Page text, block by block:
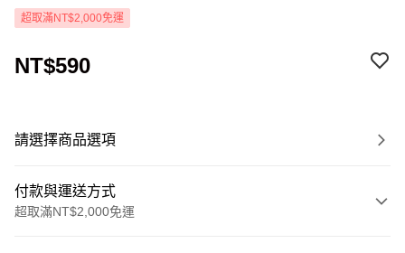
超取滿NT$2,000免運
NT$590
請選擇商品選項
付款與運送方式
超取滿NT$2,000免運